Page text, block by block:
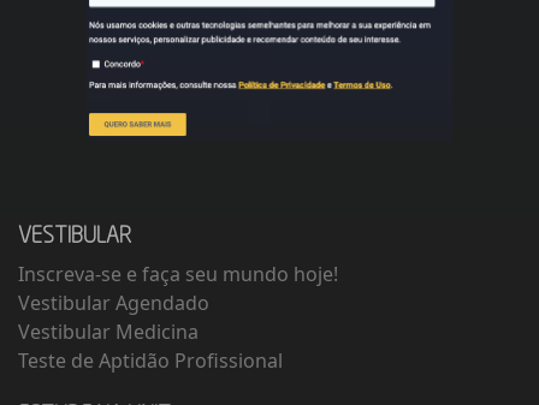
VESTIBULAR
Inscreva-se e faça seu mundo hoje!
Vestibular Agendado
Vestibular Medicina
Teste de Aptidão Profissional